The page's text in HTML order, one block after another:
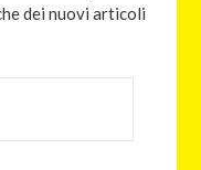
dei nuovi articoli